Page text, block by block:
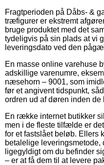
Fragtperioden på Dåbs- &
træfigurer er ekstremt
bruge produktet med det
tydeligvis på sin plads at vi
leveringsdato ved den
En masse online varehuse
adskillige varenumre,
næsehorn – 9001, som
før et angivent tidspunkt,
ordren ud af døren inden
En række internet butikker
men i de fleste tilfælde er
for et fastslået beløb. Ellers
betalelige
ligegyldigt om du befinder
– er at få dem til at levere